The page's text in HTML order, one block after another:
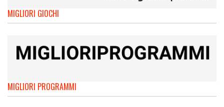
MIGLIORI GIOCHI
MIGLIORI PROGRAMMI